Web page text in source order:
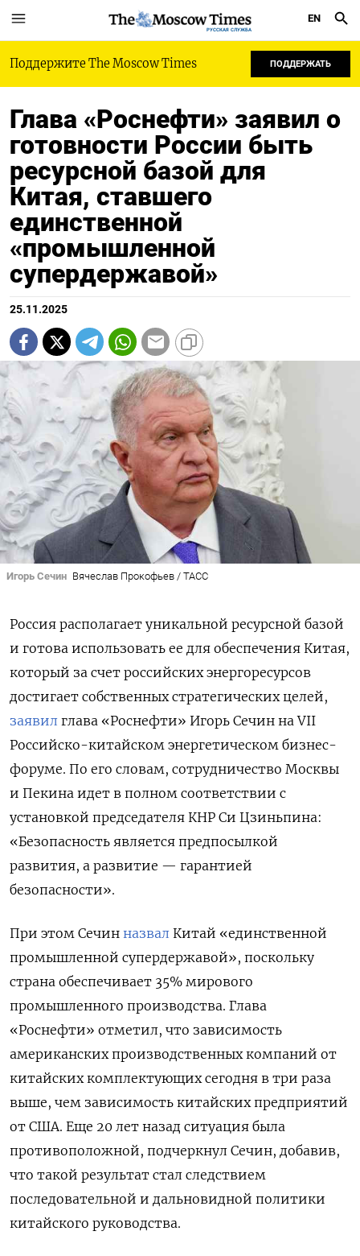
РУССКАЯ СЛУЖБА
EN
Поддержите The Moscow Times ПОДДЕРЖАТЬ
Глава «Роснефти» заявил о
готовности России быть
ресурсной базой для
Китая, ставшего
единственной
«промышленной
супердержавой»
25.11.2025
Игорь Сечин Вячеслав Прокофьев / ТАСС
Россия располагает уникальной ресурсной базой
и готова использовать ее для обеспечения Китая,
который за счет российских энергоресурсов
достигает собственных стратегических целей,
заявил глава «Роснефти» Игорь Сечин на VII
Российско-китайском энергетическом бизнес-
форуме. По его словам, сотрудничество Москвы
и Пекина идет в полном соответствии с
установкой председателя КНР Си Цзиньпина:
«Безопасность является предпосылкой
развития, а развитие — гарантией
безопасности».
При этом Сечин назвал Китай «единственной
промышленной супердержавой», поскольку
страна обеспечивает 35% мирового
промышленного производства. Глава
«Роснефти» отметил, что зависимость
американских производственных компаний от
китайских комплектующих сегодня в три раза
выше, чем зависимость китайских предприятий
от США. Еще 20 лет назад ситуация была
противоположной, подчеркнул Сечин, добавив,
что такой результат стал следствием
последовательной и дальновидной политики
китайского руководства.